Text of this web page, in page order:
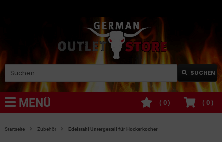
SUCHEN
MENÜ ( 0 )
( 0 )
Startseite Zubehör Edelstahl Untergestell für Hockerkocher